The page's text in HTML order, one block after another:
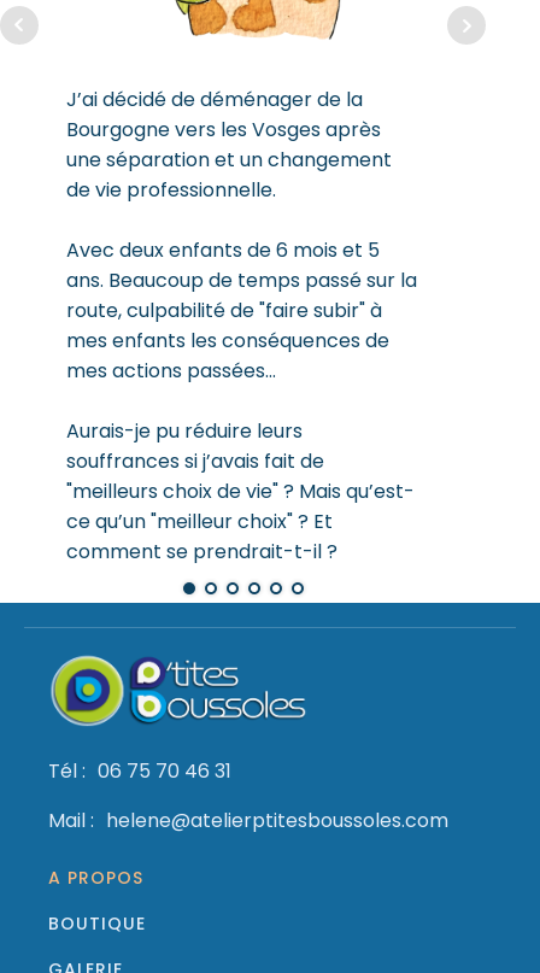
J’ai décidé de déménager de la
Bourgogne vers les Vosges après
une séparation et un changement
de vie professionnelle.
Avec deux enfants de 6 mois et 5
ans. Beaucoup de temps passé sur la
route, culpabilité de "faire subir" à
mes enfants les conséquences de
mes actions passées…
Aurais-je pu réduire leurs
souffrances si j’avais fait de
"meilleurs choix de vie" ? Mais qu’est-
ce qu’un "meilleur choix" ? Et
comment se prendrait-t-il ?
Tél : 06 75 70 46 31
Mail : helene@atelierptitesboussoles.com
A PROPOS
BOUTIQUE